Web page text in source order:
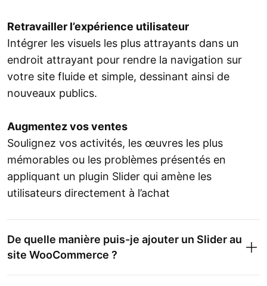
Retravailler l’expérience utilisateur
Intégrer les visuels les plus attrayants dans un
endroit attrayant pour rendre la navigation sur
votre site fluide et simple, dessinant ainsi de
nouveaux publics.
Augmentez vos ventes
Soulignez vos activités, les œuvres les plus
mémorables ou les problèmes présentés en
appliquant un plugin Slider qui amène les
utilisateurs directement à l’achat
De quelle manière puis-je ajouter un Slider au
site WooCommerce ?